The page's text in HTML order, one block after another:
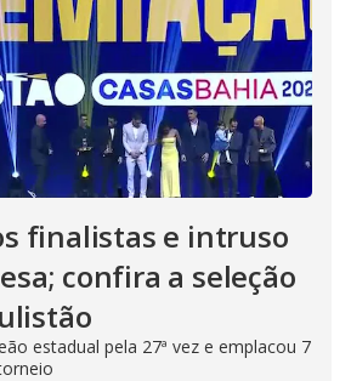
finalistas e intruso
confira a seleção
estadual pela 27ª vez e emplacou 7